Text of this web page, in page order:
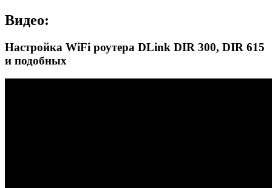
Видео:
Настройка WiFi роутера DLink DIR 300, DIR 615
и подобных